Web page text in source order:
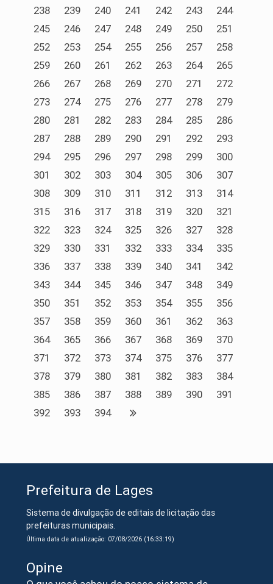
238
239 240 241 242 243
244
245
246 247 248 249 250
251
252
253 254 255 256 257
258
259
260 261 262 263 264
265
266
267 268 269 270 271
272
273
274 275 276 277 278
279
280
281 282 283 284 285
286
287
288 289 290 291 292
293
294
295 296 297 298 299
300
301
302 303 304 305 306
307
308
309 310 311 312 313
314
315
316 317 318 319 320
321
322
323 324 325 326 327
328
329
330 331 332 333 334
335
336
337 338 339 340 341
342
343
344 345 346 347 348
349
350
351 352 353 354 355
356
357
358 359 360 361 362
363
364
365 366 367 368 369
370
371
372 373 374 375 376
377
378
379 380 381 382 383
384
385
386 387 388 389 390
391
392
393 394
Prefeitura de Lages
Sistema de divulgação de editais de licitação das
prefeituras municipais.
Última data de atualização: 07/08/2026 (16:33:19)
Opine